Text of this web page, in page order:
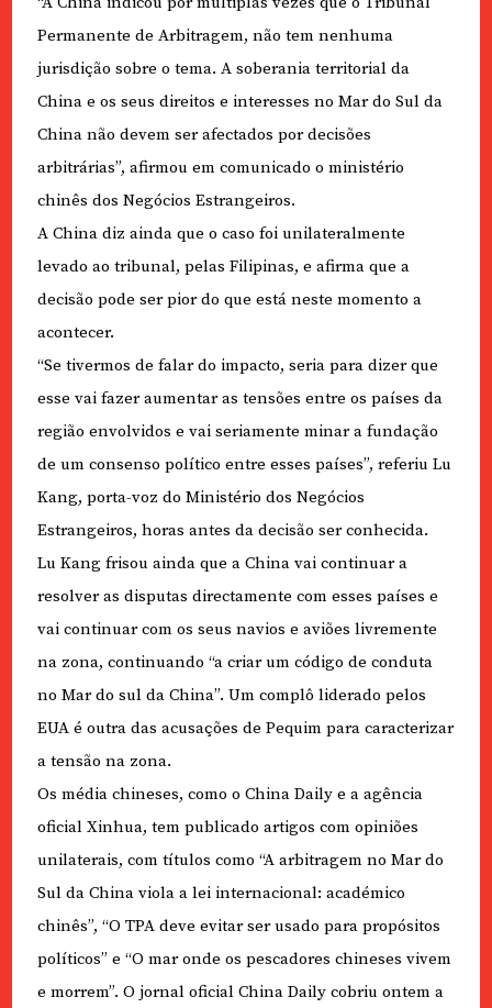
Permanente de Arbitragem, não tem nenhuma
jurisdição sobre o tema. A soberania territorial da
China e os seus direitos e interesses no Mar do Sul da
China não devem ser afectados por decisões
arbitrárias”, afirmou em comunicado o ministério
chinês dos Negócios Estrangeiros.
A China diz ainda que o caso foi unilateralmente
levado ao tribunal, pelas Filipinas, e afirma que a
decisão pode ser pior do que está neste momento a
acontecer.
“Se tivermos de falar do impacto, seria para dizer que
esse vai fazer aumentar as tensões entre os países da
região envolvidos e vai seriamente minar a fundação
de um consenso político entre esses países”, referiu Lu
Kang, porta-voz do Ministério dos Negócios
Estrangeiros, horas antes da decisão ser conhecida.
Lu Kang frisou ainda que a China vai continuar a
resolver as disputas directamente com esses países e
vai continuar com os seus navios e aviões livremente
na zona, continuando “a criar um código de conduta
no Mar do sul da China”. Um complô liderado pelos
EUA é outra das acusações de Pequim para caracterizar
a tensão na zona.
Os média chineses, como o China Daily e a agência
oficial Xinhua, tem publicado artigos com opiniões
unilaterais, com títulos como “A arbitragem no Mar do
Sul da China viola a lei internacional: académico
chinês”, “O TPA deve evitar ser usado para propósitos
políticos” e “O mar onde os pescadores chineses vivem
e morrem”. O jornal oficial China Daily cobriu ontem a